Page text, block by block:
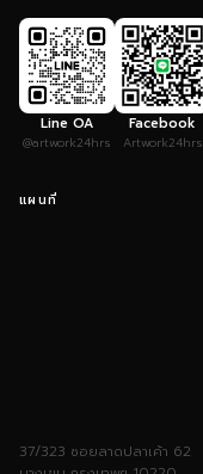
Line OA
@artwork24hrs
Facebook
Artwork24hrs
แผนที่
37/323 ซอยลาดปลาเค้า 62